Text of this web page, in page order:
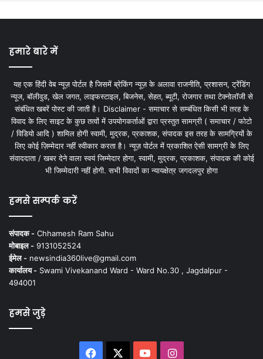
हमारे बारे में
यह एक हिंदी वेब न्यूज़ पोर्टल है जिसमें ब्रेकिंग न्यूज़ के अलावा राजनीति, प्रशासन, ट्रेंडिंग
न्यूज, बॉलीवुड, खेल जगत, लाइफस्टाइल, बिजनेस, सेहत, ब्यूटी, रोजगार तथा टेक्नोलॉजी से
संबंधित खबरें पोस्ट की जाती है। Disclaimer - समाचार से सम्बंधित किसी भी तरह के
विवाद के लिए साइट के कुछ तत्वों में उपयोगकर्ताओं द्वारा प्रस्तुत सामग्री ( समाचार / फोटो
/ विडियो आदि ) शामिल होगी स्वामी, मुद्रक, प्रकाशक, संपादक इस तरह के सामग्रियों के
लिए कोई ज़िम्मेदार नहीं स्वीकार करता है। न्यूज़ पोर्टल में प्रकाशित ऐसी सामग्री के लिए
संवाददाता / खबर देने वाला स्वयं जिम्मेदार होगा, स्वामी, मुद्रक, प्रकाशक, संपादक की कोई
भी जिम्मेदारी नहीं होगी. सभी विवादों का न्यायक्षेत्र जगदलपुर होगा
हमसे सम्पर्क करें
संपादक - Chhamesh Ram Sahu
मोबाइल - 9131052524
ईमेल - newsindia360live@gmail.com
कार्यालय - Swami Vivekanand Ward - Ward No.30 , Jagdalpur -
494001
हमसे जुड़े
Facebook YouTubeInstagram